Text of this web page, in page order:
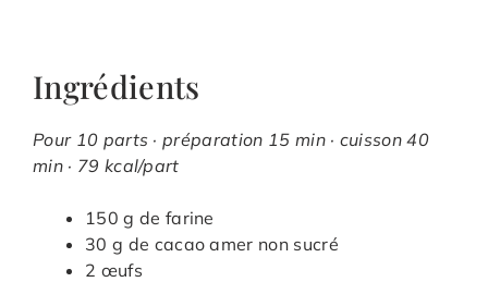
Ingrédients
Pour 10 parts · préparation 15 min · cuisson 40
min · 79 kcal/part
150 g de farine
30 g de cacao amer non sucré
2 œufs